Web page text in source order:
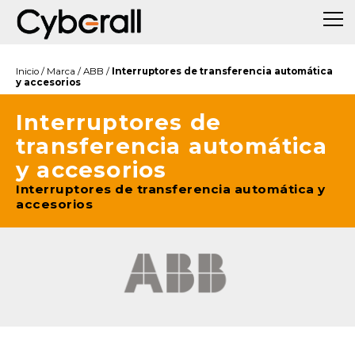
Inicio / Marca / ABB / Interruptores de transferencia automática
y accesorios
Interruptores de
transferencia automática
y accesorios
Interruptores de transferencia automática y
accesorios